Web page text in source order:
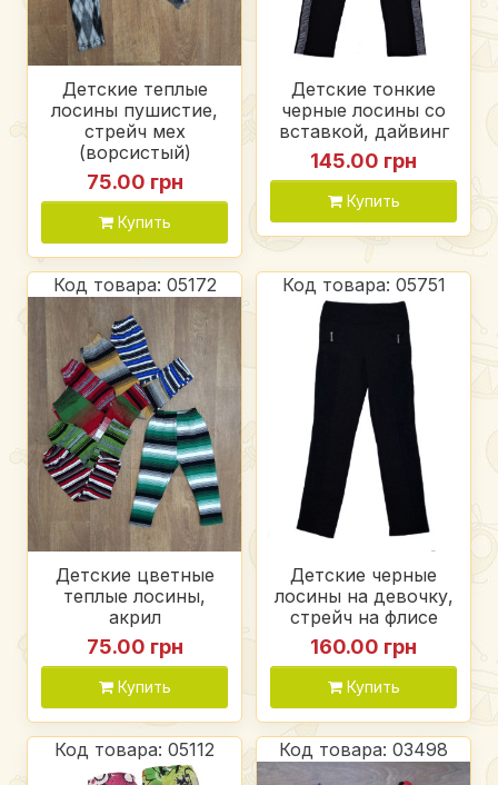
Детские теплые
лосины пушистие,
стрейч мех
(ворсистый)
75.00 грн
Купить
Детские тонкие
черные лосины со
вставкой, дайвинг
145.00 грн
Купить
Код товара: 05172
Детские цветные
теплые лосины,
акрил
75.00 грн
Купить
Код товара: 05751
Детские черные
лосины на девочку,
стрейч на флисе
160.00 грн
Купить
Код товара: 05112 Код товара: 03498